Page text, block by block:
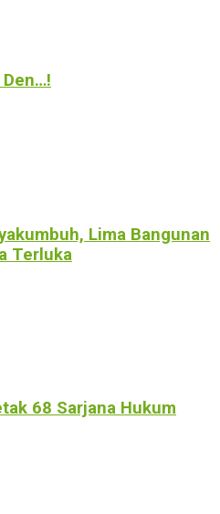
Lima Bangunan
Terluka
68 Sarjana Hukum